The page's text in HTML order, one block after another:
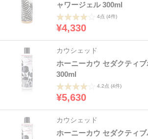
ャワージェル 300ml
4点 (4件)
¥4,330
カウシェッド
ホーニーカウ セダクティ
300ml
4.2点 (4件)
¥5,630
カウシェッド
ホーニーカウ セダクティ